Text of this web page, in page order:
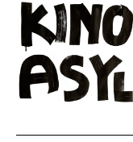
“Kürzlich hatte
„Shahid“
und ich für das
haben. Meine
und ich hatten
die Erfahrung
“Mein aktueller
Minuten und
Deutschland
hierher und in